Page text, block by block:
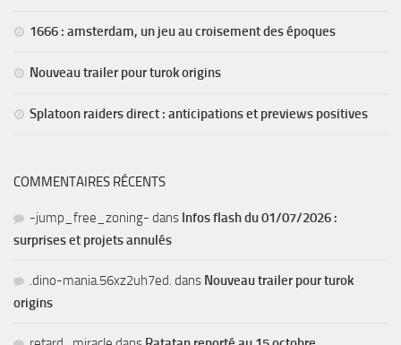
1666 : amsterdam, un jeu au croisement des époques
Nouveau trailer pour turok origins
Splatoon raiders direct : anticipations et previews positives
COMMENTAIRES RÉCENTS
-jump_free_zoning- dans Infos flash du 01/07/2026 :
surprises et projets annulés
.dino-mania.56xz2uh7ed. dans Nouveau trailer pour turok
origins